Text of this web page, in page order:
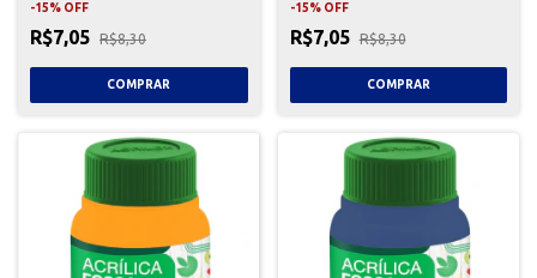
-15% OFF
R$7,05 R$8,30
-15% OFF
R$7,05 R$8,30